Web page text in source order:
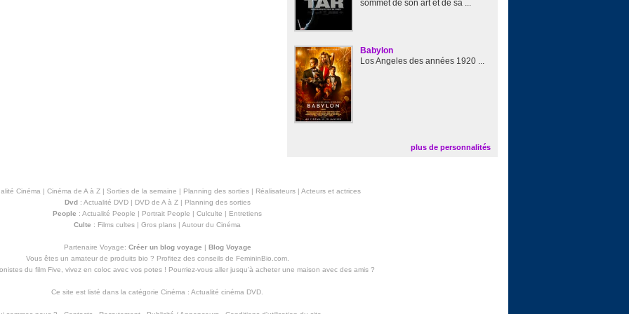
sommet de son art et de sa ...
Babylon
Los Angeles des années 1920 ...
plus de personnalités
Cinéma | Cinéma de A à Z| Sorties de la semaine | Planning des sorties| Réalisateurs| Acteurs et actrices
Dvd: Actualité DVD| DVD de A à Z| Planning des sorties
People : Actualité People | Portrait People | Culculte | Entretiens
Culte : Films cultes | Gros plans | Autour du Cinéma
Partenaire Voyage: Créer un blog voyage | Blog Voyage
Vous êtes un amateur de produits bio ? Profitez des conseils de FemininBio.com.
du film Five, vivez en coloc avec vos potes ! Pourriez-vous aller jusqu'à acheter une maison avec des amis?
Ce site est listé dans la catégorie Cinéma : Actualité cinéma DVD